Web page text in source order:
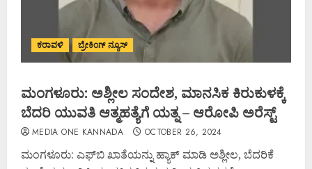
ಕರಾವಳಿ ಬ್ರೇಕಿಂಗ್ ನ್ಯೂಸ್
ಮಂಗಳೂರು: ಅಶ್ಲೀಲ ಸಂದೇಶ, ಮಾನಸಿಕ ಕಿರುಕುಳಕ್ಕೆ
ಬೆದರಿ ಯುವತಿ ಆತ್ಮಹತ್ಯೆಗೆ ಯತ್ನ – ಆರೋಪಿ ಅರೆಸ್ಟ್
MEDIA ONE KANNADA OCTOBER 26, 2024
ಮಂಗಳೂರು: ಎಫ್‌ಬಿ ಖಾತೆಯನ್ನು ಹ್ಯಾಕ್ ಮಾಡಿ ಅಶ್ಲೀಲ, ಬೆದರಿಕೆ